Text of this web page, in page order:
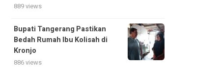
889 views
Bupati Tangerang Pastikan
Bedah Rumah Ibu Kolisah di
Kronjo
886 views